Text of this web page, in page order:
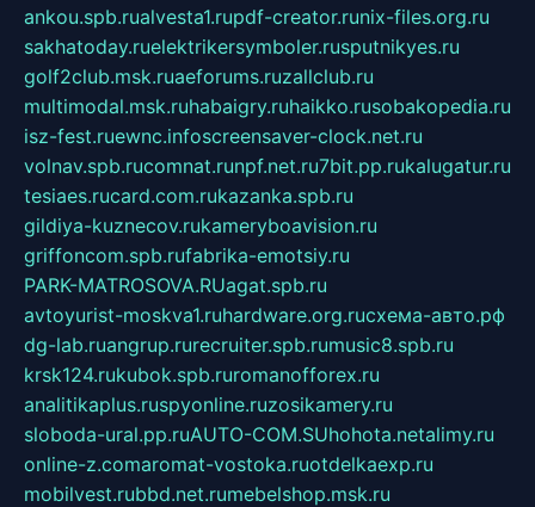
ankou.spb.rualvesta1.rupdf-creator.runix-files.org.ru
sakhatoday.ruelektrikersymboler.rusputnikyes.ru
golf2club.msk.ruaeforums.ruzallclub.ru
multimodal.msk.ruhabaigry.ruhaikko.rusobakopedia.ru
isz-fest.ruewnc.infoscreensaver-clock.net.ru
volnav.spb.rucomnat.runpf.net.ru7bit.pp.rukalugatur.ru
tesiaes.rucard.com.rukazanka.spb.ru
gildiya-kuznecov.rukameryboavision.ru
griffoncom.spb.rufabrika-emotsiy.ru
PARK-MATROSOVA.RUagat.spb.ru
avtoyurist-moskva1.ruhardware.org.ruсхема-авто.рф
dg-lab.ruangrup.rurecruiter.spb.rumusic8.spb.ru
krsk124.rukubok.spb.ruromanofforex.ru
analitikaplus.ruspyonline.ruzosikamery.ru
sloboda-ural.pp.ruAUTO-COM.SUhohota.netalimy.ru
online-z.comaromat-vostoka.ruotdelkaexp.ru
mobilvest.rubbd.net.rumebelshop.msk.ru